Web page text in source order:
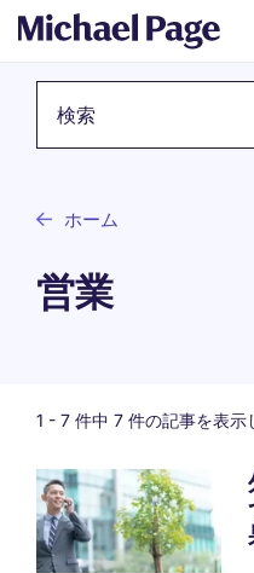
ホーム
営業
1 - 7 件中 7 件の記事を表示